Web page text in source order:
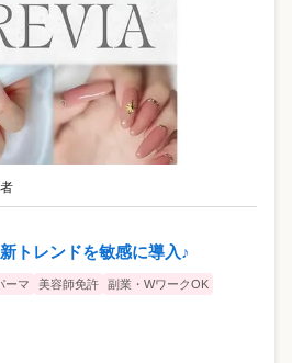
トレンドを敏感に導入♪
ーマ 美容師免許
副業・WワークOK